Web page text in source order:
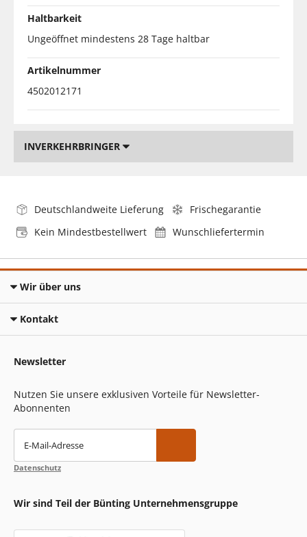
Haltbarkeit
Ungeöffnet mindestens 28 Tage haltbar
Artikelnummer
4502012171
INVERKEHRBRINGER
Deutschlandweite Lieferung
Frischegarantie
Kein Mindestbestellwert
Wunschliefertermin
Wir über uns
Kontakt
Newsletter
Nutzen Sie unsere exklusiven Vorteile für Newsletter-
Abonnenten
E-Mail-Adresse
Datenschutz
Wir sind Teil der Bünting Unternehmensgruppe